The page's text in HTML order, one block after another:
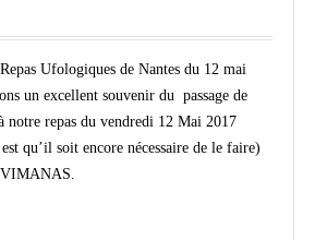
Ufologiques de Nantes du 12 mai
un excellent souvenir du passage de
notre repas du vendredi 12 Mai 2017
qu’il soit encore nécessaire de le faire)
VIMANAS.